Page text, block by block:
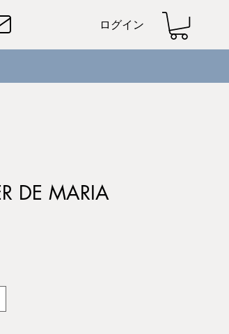
ログイン
DE MARIA